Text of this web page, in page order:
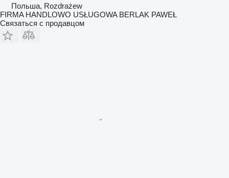
Польша, Rozdrażew
FIRMA HANDLOWO USŁUGOWA BERLAK PAWEŁ
Связаться с продавцом